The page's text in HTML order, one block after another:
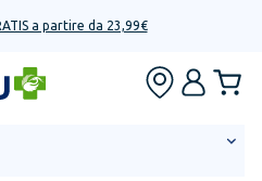
a partire da 23,99€